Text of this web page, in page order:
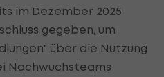
im Dezember 2025
gegeben, um
über die Nutzung
Nachwuchsteams